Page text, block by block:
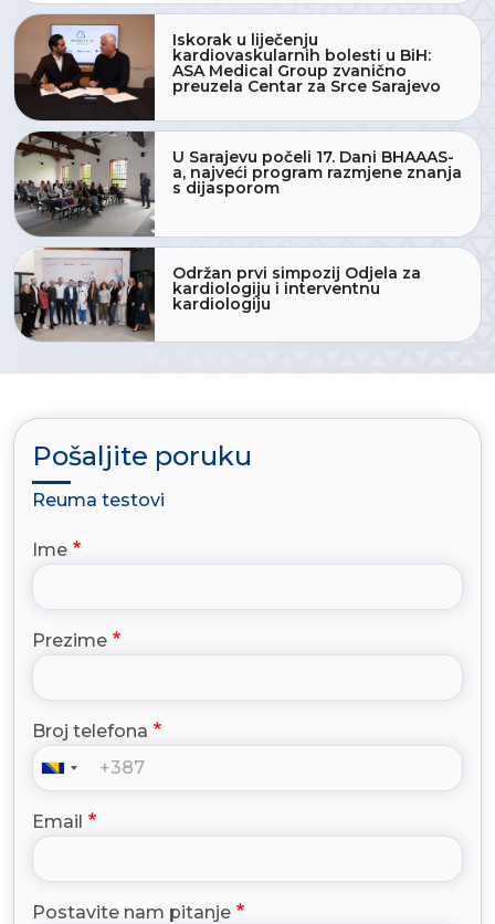
Iskorak u liječenju
kardiovaskularnih bolesti u BiH:
ASA Medical Group zvanično
preuzela Centar za Srce Sarajevo
U Sarajevu počeli 17. Dani BHAAAS-
a, najveći program razmjene znanja
s dijasporom
Održan prvi simpozij Odjela za
kardiologiju i interventnu
kardiologiju
Pošaljite poruku
Reuma testovi
Ime
Prezime
Broj telefona
Email
Postavite nam pitanje